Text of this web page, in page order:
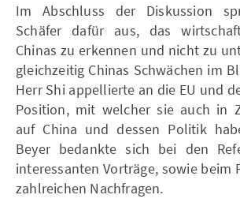
Im Abschluss der Diskussion
Schäfer dafür aus, das
Chinas zu erkennen und nicht zu
gleichzeitig Chinas Schwächen im
Herr Shi appellierte an die EU und
Position, mit welcher sie auch in
auf China und dessen Politik
Beyer bedankte sich bei den
interessanten Vorträge, sowie beim
zahlreichen Nachfragen.